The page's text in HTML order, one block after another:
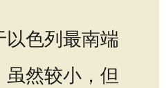
色列最南端
然较小，但